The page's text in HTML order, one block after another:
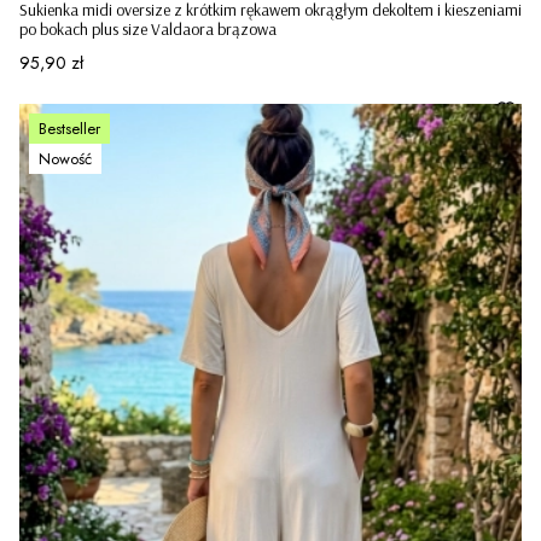
Sukienka midi oversize z krótkim rękawem okrągłym dekoltem i kieszeniami
po bokach plus size Valdaora brązowa
Cena
95,90 zł
Bestseller
Nowość